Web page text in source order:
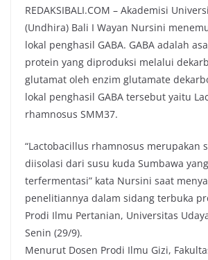
REDAKSIBALI.COM – Akademisi
(Undhira) Bali I Wayan Nursini
lokal penghasil GABA. GABA adalah
protein yang diproduksi melalui
glutamat oleh enzim glutamate
lokal penghasil GABA tersebut yaitu
rhamnosus SMM37.
“Lactobacillus rhamnosus merupakan
diisolasi dari susu kuda Sumbawa
terfermentasi” kata Nursini saat
penelitiannya dalam sidang terbuka
Prodi Ilmu Pertanian, Universitas
Senin (29/9).
Menurut Dosen Prodi Ilmu Gizi,